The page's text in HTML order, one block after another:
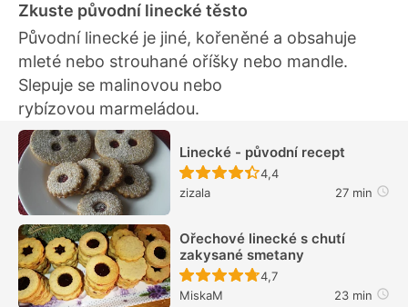
Zkuste původní linecké těsto
Původní linecké je jiné, kořeněné a obsahuje
mleté nebo strouhané oříšky nebo mandle.
Slepuje se malinovou nebo
rybízovou marmeládou.
Linecké - původní recept
Recept ještě nebyl
4,4
zizala
27 min
Ořechové linecké s chutí
zakysané smetany
Recept ještě nebyl
4,7
MiskaM
23 min